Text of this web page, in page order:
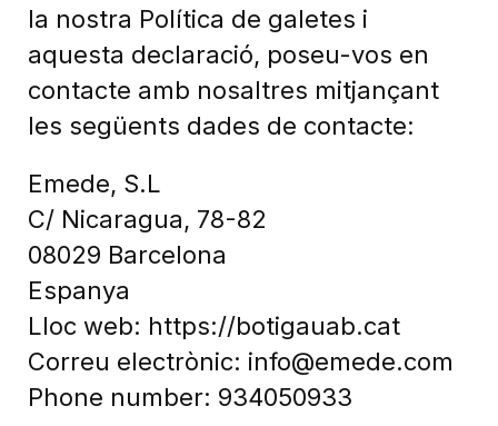
la nostra Política de galetes i
aquesta declaració, poseu-vos en
contacte amb nosaltres mitjançant
les següents dades de contacte:
Emede, S.L
C/ Nicaragua, 78-82
08029 Barcelona
Espanya
Lloc web: https://botigauab.cat
Correu electrònic: info@emede.com
Phone number: 934050933